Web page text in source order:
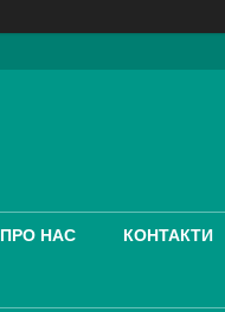
ПРО НАС КОНТАКТИ